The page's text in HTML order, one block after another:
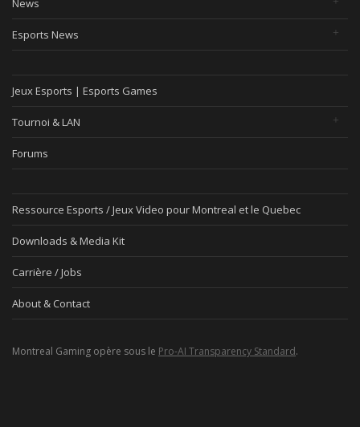
News
Esports News
Jeux Esports | Esports Games
Tournoi & LAN
Forums
Ressource Esports / Jeux Video pour Montreal et le Quebec
Downloads & Media Kit
Carrière / Jobs
About & Contact
Montreal Gaming opère sous le Pro-AI Transparency Standard.